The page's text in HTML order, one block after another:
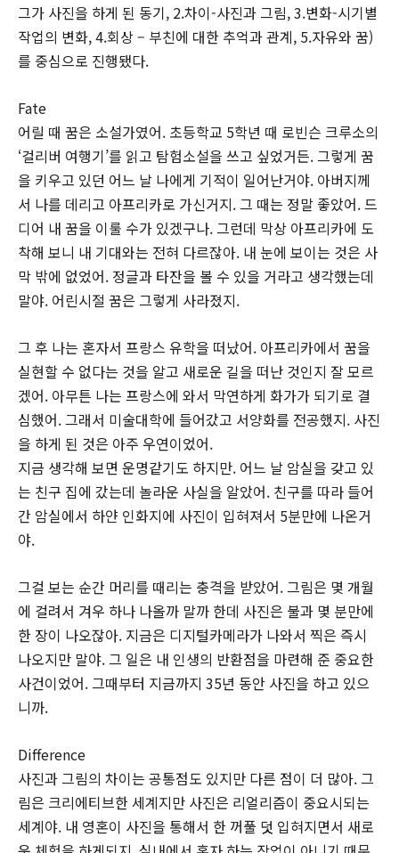
그가 사진을 하게 된 동기, 2.차이-사진과 그림, 3.변화-시기별
작업의 변화, 4.회상 – 부친에 대한 추억과 관계, 5.자유와 꿈)
를 중심으로 진행됐다.
Fate
어릴 때 꿈은 소설가였어. 초등학교 5학년 때 로빈슨 크루소의
‘걸리버 여행기’를 읽고 탐험소설을 쓰고 싶었거든. 그렇게 꿈
을 키우고 있던 어느 날 나에게 기적이 일어난거야. 아버지께
서 나를 데리고 아프리카로 가신거지. 그 때는 정말 좋았어. 드
디어 내 꿈을 이룰 수가 있겠구나. 그런데 막상 아프리카에 도
착해 보니 내 기대와는 전혀 다르잖아. 내 눈에 보이는 것은 사
막 밖에 없었어. 정글과 타잔을 볼 수 있을 거라고 생각했는데
말야. 어린시절 꿈은 그렇게 사라졌지.
그 후 나는 혼자서 프랑스 유학을 떠났어. 아프리카에서 꿈을
실현할 수 없다는 것을 알고 새로운 길을 떠난 것인지 잘 모르
겠어. 아무튼 나는 프랑스에 와서 막연하게 화가가 되기로 결
심했어. 그래서 미술대학에 들어갔고 서양화를 전공했지. 사진
을 하게 된 것은 아주 우연이었어.
지금 생각해 보면 운명같기도 하지만. 어느 날 암실을 갖고 있
는 친구 집에 갔는데 놀라운 사실을 알았어. 친구를 따라 들어
간 암실에서 하얀 인화지에 사진이 입혀져서 5분만에 나온거
야.
그걸 보는 순간 머리를 때리는 충격을 받았어. 그림은 몇 개월
에 걸려서 겨우 하나 나올까 말까 한데 사진은 불과 몇 분만에
한 장이 나오잖아. 지금은 디지털카메라가 나와서 찍은 즉시
나오지만 말야. 그 일은 내 인생의 반환점을 마련해 준 중요한
사건이었어. 그때부터 지금까지 35년 동안 사진을 하고 있으
니까.
Difference
사진과 그림의 차이는 공통점도 있지만 다른 점이 더 많아. 그
림은 크리에티브한 세계지만 사진은 리얼리즘이 중요시되는
세계야. 내 영혼이 사진을 통해서 한 꺼풀 덧 입혀지면서 새로